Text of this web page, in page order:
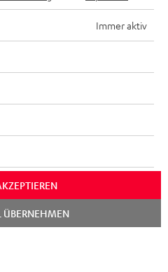
Irrtum vorbehalten. Das auf unseren
Lieferumfang enthalten. Etwaige
im Preis inbegriffen.
Einstellungen
Immer aktiv